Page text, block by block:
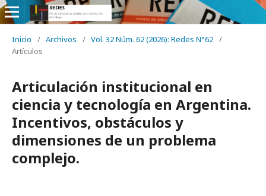
Inicio / Archivos / Vol. 32 Núm. 62 (2026): Redes N°62 /
Artículos
Articulación institucional en
ciencia y tecnología en Argentina.
Incentivos, obstáculos y
dimensiones de un problema
complejo.